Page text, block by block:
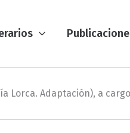
Lorca. Adaptación), a